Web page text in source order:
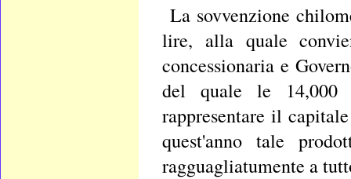
La sovvenzione
lire, alla quale
concessionaria e
del quale le 14,000
rappresentare il
quest'anno tale
ragguagliatumente a